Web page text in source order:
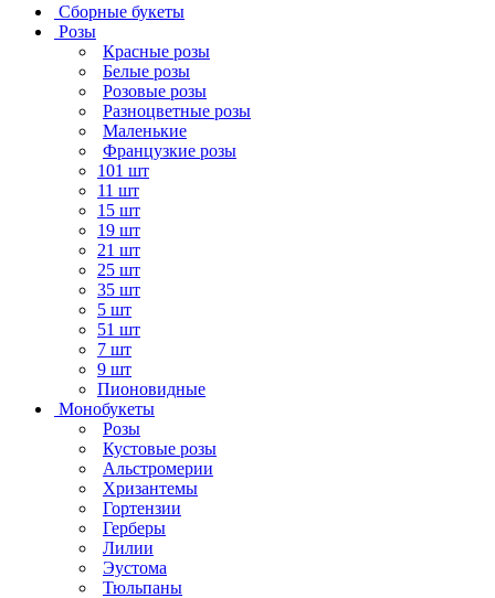
Сборные букеты
Розы
Красные розы
Белые розы
Розовые розы
Разноцветные розы
Маленькие
Французкие розы
101 шт
11 шт
15 шт
19 шт
21 шт
25 шт
35 шт
5 шт
51 шт
7 шт
9 шт
Пионовидные
Монобукеты
Розы
Кустовые розы
Альстромерии
Хризантемы
Гортензии
Герберы
Лилии
Эустома
Тюльпаны